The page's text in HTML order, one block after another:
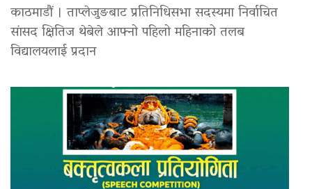
काठमाडौं । ताप्लेजुङबाट प्रतिनिधिसभा सदस्यमा निर्वाचित
सांसद क्षितिज थेबेले आफ्नो पहिलो महिनाको तलब
विद्यालयलाई प्रदान